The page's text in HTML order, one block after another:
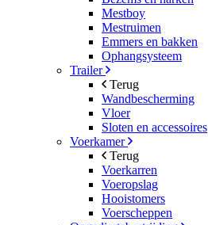
Mestboy
Mestruimen
Emmers en bakken
Ophangsysteem
Trailer
Terug
Wandbescherming
Vloer
Sloten en accessoires
Voerkamer
Terug
Voerkarren
Voeropslag
Hooistomers
Voerscheppen